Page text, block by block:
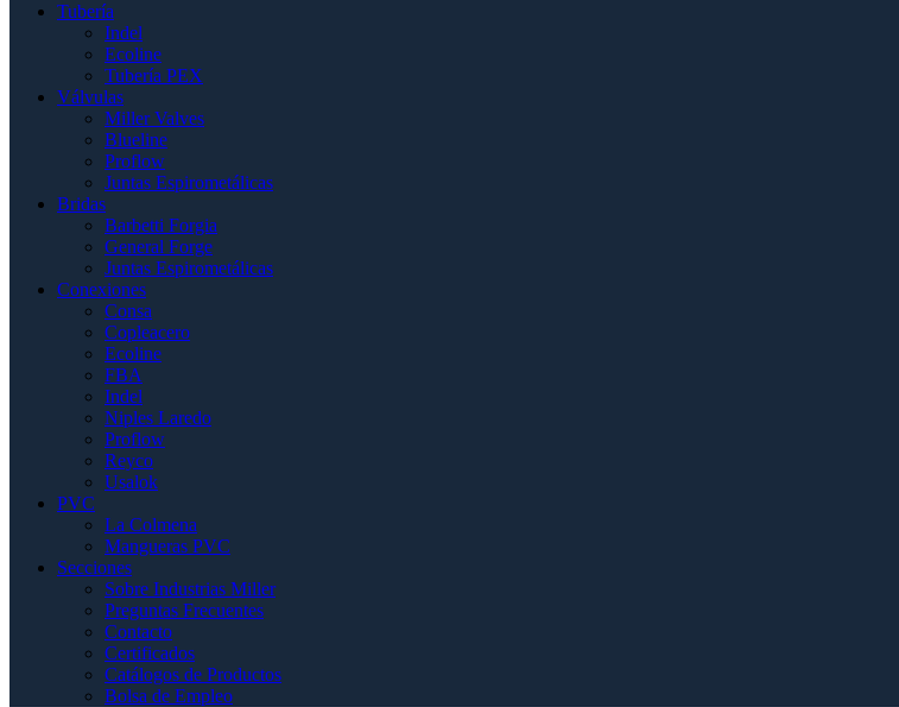
Tubería
Indel
Ecoline
Tubería PEX
Válvulas
Miller Valves
Blueline
Proflow
Juntas Espirometálicas
Bridas
Barbetti Forgia
General Forge
Juntas Espirometálicas
Conexiones
Consa
Copleacero
Ecoline
FBA
Indel
Niples Laredo
Proflow
Reyco
Usalok
PVC
La Colmena
Mangueras PVC
Secciones
Sobre Industrias Miller
Preguntas Frecuentes
Contacto
Certificados
Catálogos de Productos
Bolsa de Empleo